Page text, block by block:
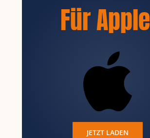
Für Apple
JETZT LADEN